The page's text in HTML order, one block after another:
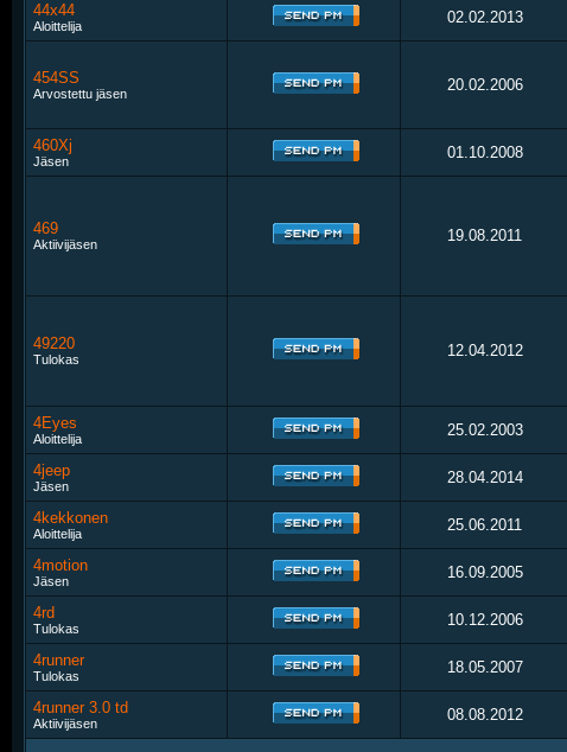
44x44
Aloittelija 02.02.2013
454SS
Arvostettu jäsen 20.02.2006
460Xj
Jäsen 01.10.2008
469
Aktiivijäsen 19.08.2011
49220
Tulokas 12.04.2012
4Eyes
Aloittelija 25.02.2003
4jeep
Jäsen 28.04.2014
4kekkonen
Aloittelija 25.06.2011
4motion
Jäsen 16.09.2005
4rd
Tulokas 10.12.2006
4runner
Tulokas 18.05.2007
4runner 3.0 td
Aktiivijäsen 08.08.2012